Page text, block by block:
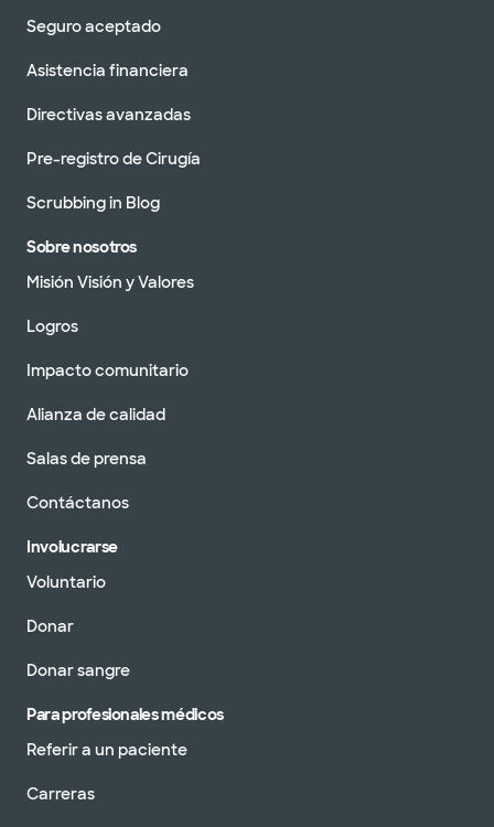
Seguro aceptado
Asistencia financiera
Directivas avanzadas
Pre-registro de Cirugía
Scrubbing in Blog
Sobre nosotros
Misión Visión y Valores
Logros
Impacto comunitario
Alianza de calidad
Salas de prensa
Contáctanos
Involucrarse
Voluntario
Donar
Donar sangre
Para profesionales médicos
Referir a un paciente
Carreras